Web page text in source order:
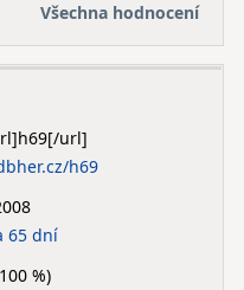
Všechna hodnocení
h69
65 dní
%)